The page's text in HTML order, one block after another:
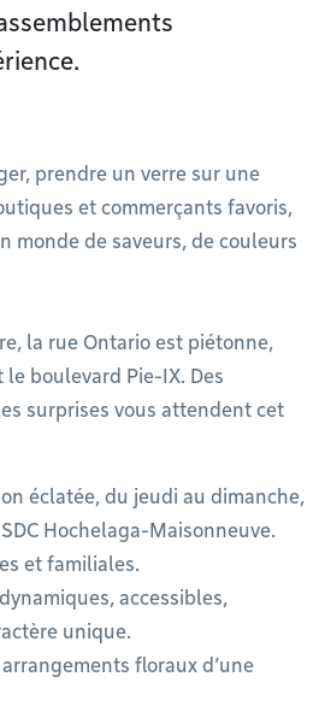
prendre un verre sur une
et commerçants favoris,
monde de saveurs, de couleurs
la rue Ontario est piétonne,
boulevard Pie-IX. Des
surprises vous attendent cet
éclatée, du jeudi au dimanche,
Hochelaga-Maisonneuve.
et familiales.
accessibles,
unique.
floraux d’une